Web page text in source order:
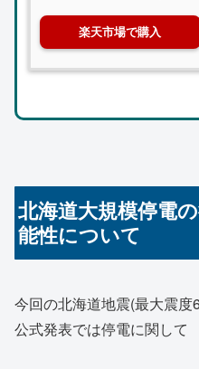
楽天市場で購入
北海道大規模停電
能性について
今回の北海道地震(最大震度
公式発表では停電に関して